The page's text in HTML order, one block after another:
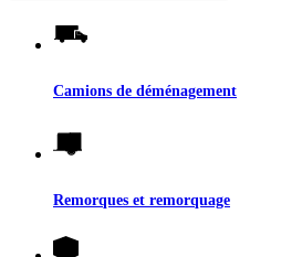
Camions de déménagement
Remorques et remorquage